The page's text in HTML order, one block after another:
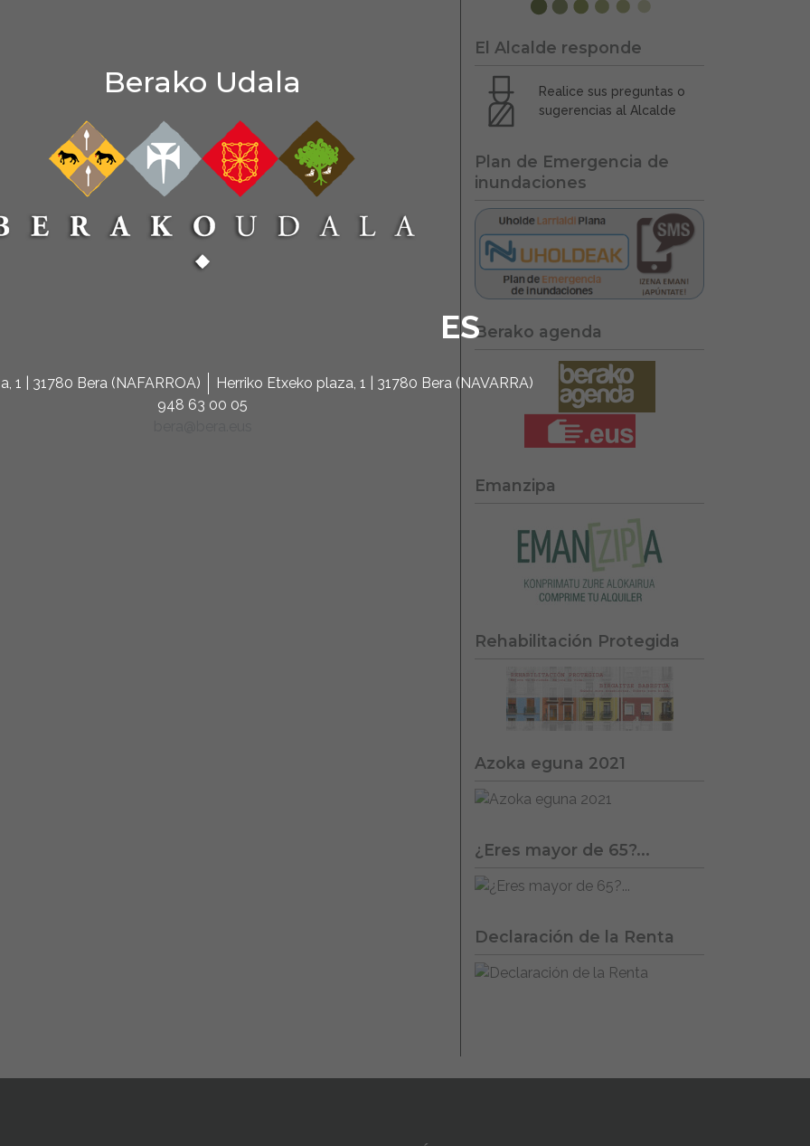
Berako Udala
ES
1 | 31780 Bera (NAFARROA)
Herriko Etxeko plaza, 1 | 31780 Bera (NAVARRA)
948 63 00 05
El Alcalde responde
Realice sus preguntas o
sugerencias al Alcalde
Plan de Emergencia de
inundaciones
Berako agenda
Emanzipa
Rehabilitación Protegida
Azoka eguna 2021
¿Eres mayor de 65?...
Declaración de la Renta